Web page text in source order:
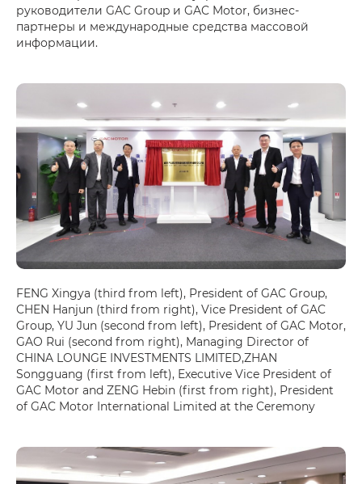
руководители GAC Group и GAC Motor, бизнес-
партнеры и международные средства массовой
информации.
FENG Xingya (third from left), President of GAC Group,
CHEN Hanjun (third from right), Vice President of GAC
Group, YU Jun (second from left), President of GAC Motor,
GAO Rui (second from right), Managing Director of
CHINA LOUNGE INVESTMENTS LIMITED,ZHAN
Songguang (first from left), Executive Vice President of
GAC Motor and ZENG Hebin (first from right), President
of GAC Motor International Limited at the Ceremony